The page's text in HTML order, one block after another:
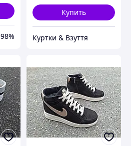
98%
Купить
Куртки & Взуття